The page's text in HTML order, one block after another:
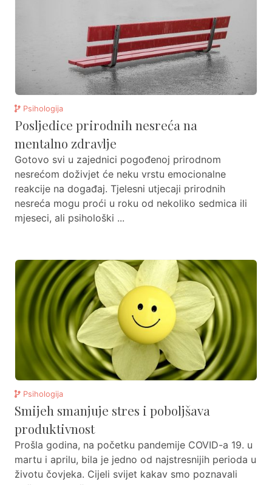
Psihologija
Posljedice prirodnih nesreća na
mentalno zdravlje
Gotovo svi u zajednici pogođenoj prirodnom
nesrećom doživjet će neku vrstu emocionalne
reakcije na događaj. Tjelesni utjecaji prirodnih
nesreća mogu proći u roku od nekoliko sedmica ili
mjeseci, ali psihološki ...
Psihologija
Smijeh smanjuje stres i poboljšava
produktivnost
Prošla godina, na početku pandemije COVID-a 19. u
martu i aprilu, bila je jedno od najstresnijih perioda u
životu čovjeka. Cijeli svijet kakav smo poznavali